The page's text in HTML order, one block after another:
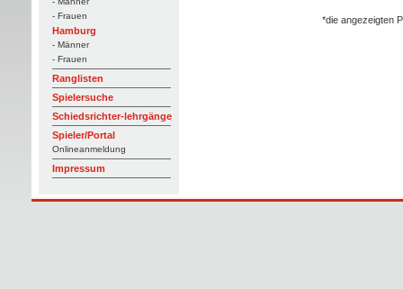
- Frauen
Hamburg
- Männer
- Frauen
Ranglisten
Spielersuche
Schiedsrichter-lehrgänge
Spieler/Portal
Onlineanmeldung
Impressum
*die angezeigten